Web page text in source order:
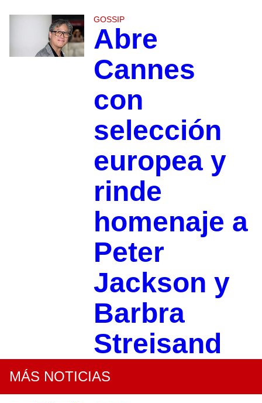
GOSSIP
Abre
Cannes
con
selección
europea y
rinde
homenaje a
Peter
Jackson y
Barbra
Streisand
MÁS NOTICIAS